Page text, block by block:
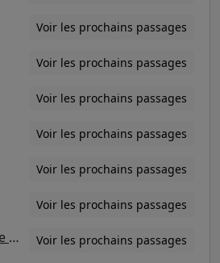
Voir les prochains passages
Voir les prochains passages
Voir les prochains passages
Voir les prochains passages
Voir les prochains passages
Voir les prochains passages
Le Cor de Chasse / Belle Epine Nord Voir les prochains passages